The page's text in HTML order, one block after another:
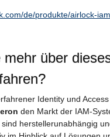
de/produkte/airlock-
mehr über
Identity und
den Markt der IAM-
herstellerunabhängig